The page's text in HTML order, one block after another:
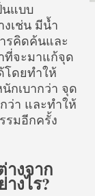
นแบบ
เช่น มีน้ำ
รคิดค้นและ
ที่จะมาแก้จุด
โดยทำให้
กเบากว่า จุด
ว่า และทำให้
รมอีกครั้ง
งจาก
งไร?